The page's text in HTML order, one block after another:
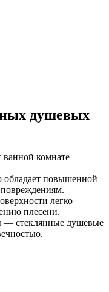
душевых
ванной комнате
обладает повышенной
легко
плесени.
— стеклянные душевые